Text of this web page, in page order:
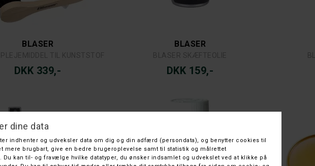
BLASER
DKK 339,-
BLASER
DKK 159,-